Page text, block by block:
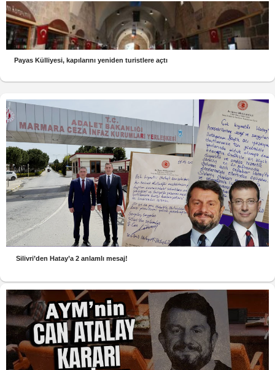
Payas Külliyesi, kapılarını yeniden turistlere açtı
Silivri’den Hatay’a 2 anlamlı mesaj!